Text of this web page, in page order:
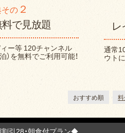
の ２
で見放題
ィー等 120チャンネル
）を無料でご利用可能！
レ
通常
ウト
おすすめ順